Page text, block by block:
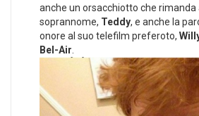
anche un orsacchiotto che rimanda
soprannome, Teddy, e anche la
onore al suo telefilm preferoto,
Bel-Air